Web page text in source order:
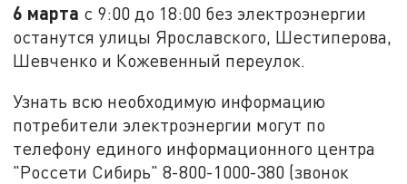
6 марта с 9:00 до 18:00 без электроэнергии
останутся улицы Ярославского, Шестиперова,
Шевченко и Кожевенный переулок.
Узнать всю необходимую информацию
потребители электроэнергии могут по
телефону единого информационного центра
"Россети Сибирь" 8-800-1000-380 (звонок